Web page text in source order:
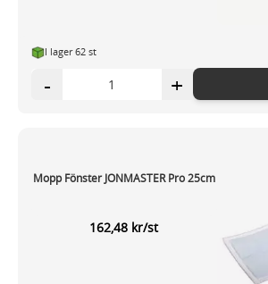
I lager 62 st
- +
Mopp Fönster JONMASTER Pro 25cm
162,48 kr/st